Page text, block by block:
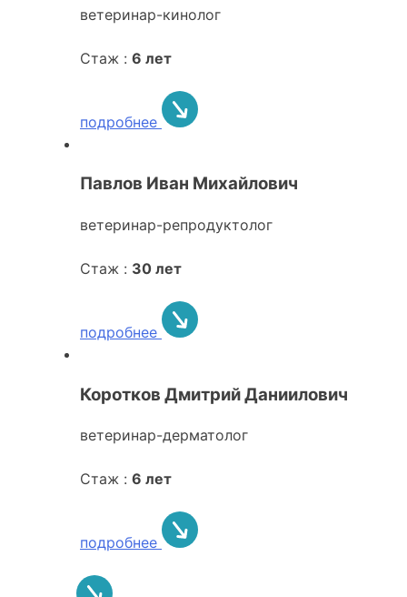
ветеринар-кинолог
Стаж : 6 лет
подробнее
Павлов Иван Михайлович
ветеринар-репродуктолог
Стаж : 30 лет
подробнее
Коротков Дмитрий Даниилович
ветеринар-дерматолог
Стаж : 6 лет
подробнее